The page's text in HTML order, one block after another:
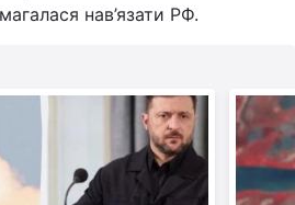
нав’язати РФ.